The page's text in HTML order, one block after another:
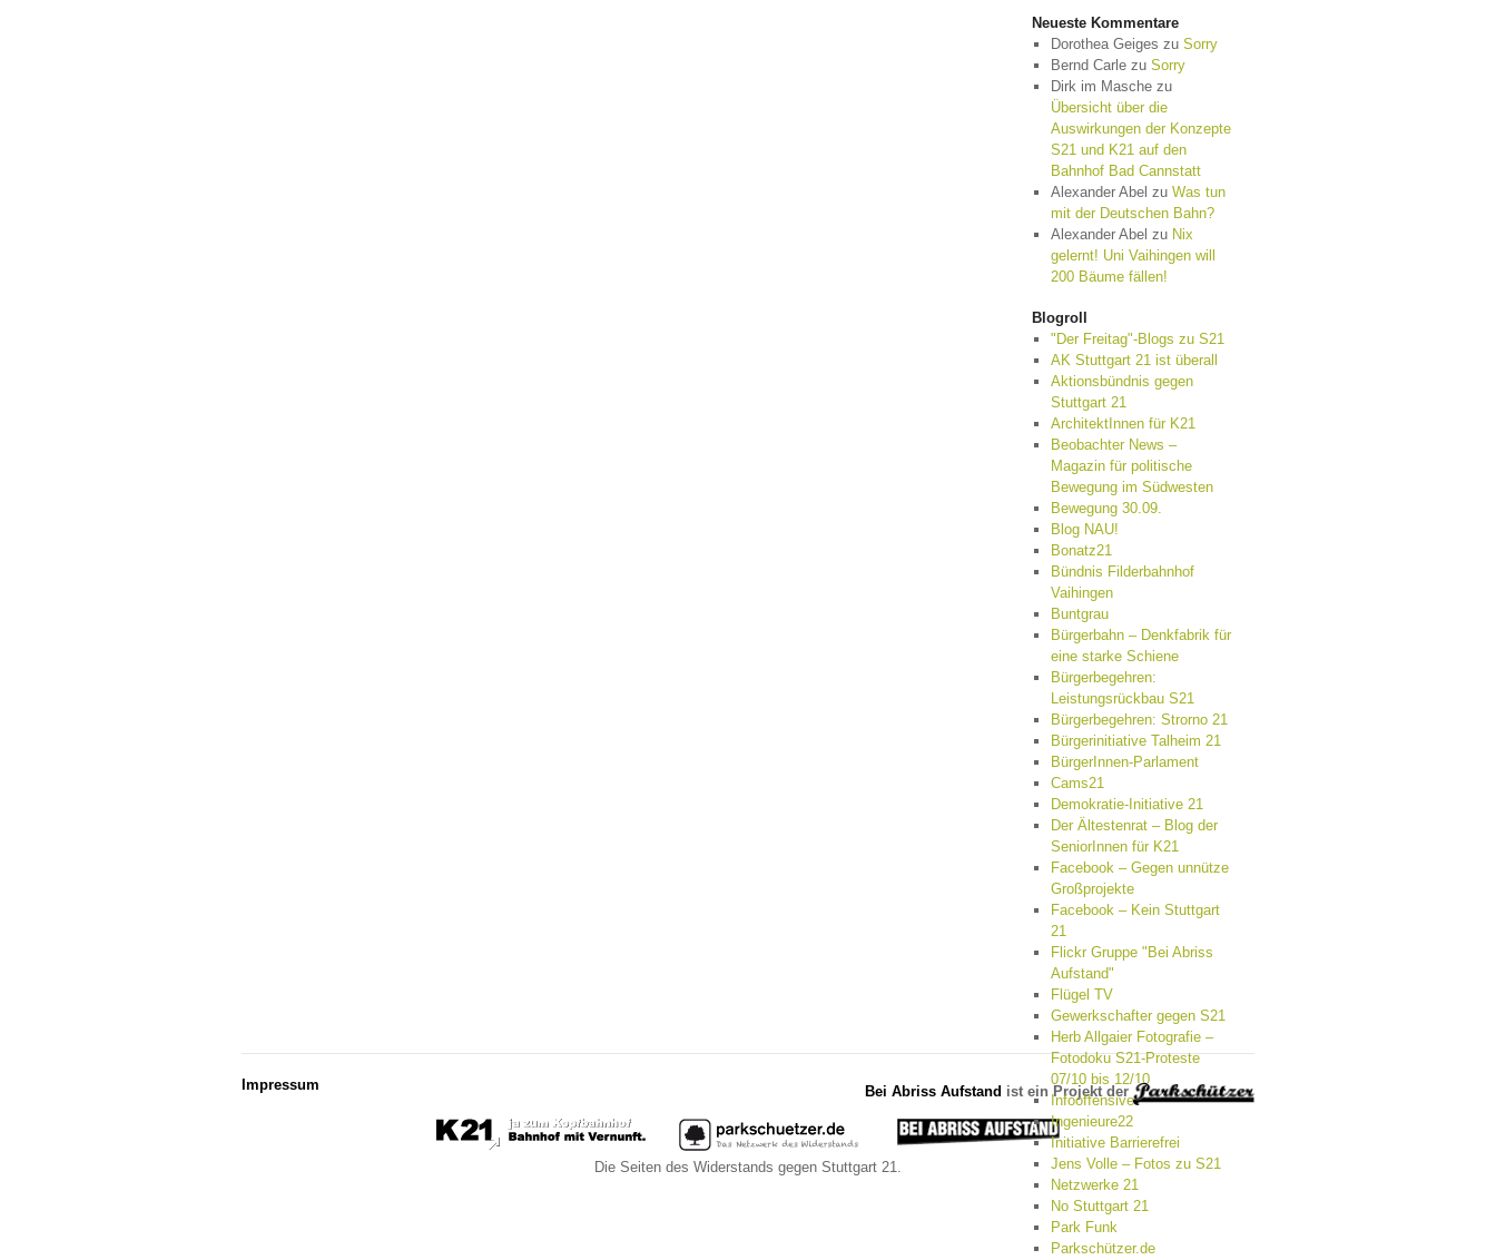
Neueste Kommentare
Dorothea Geiges zu Sorry
Bernd Carlezu Sorry
Dirk im Maschezu
Übersicht über die
Auswirkungen der Konzepte
S21 und K21 auf den
Bahnhof Bad Cannstatt
Alexander Abel zu Was tun
mit der Deutschen Bahn?
Alexander Abel zu Nix
gelernt! Uni Vaihingen will
200 Bäume fällen!
Blogroll
"Der Freitag"-Blogs zu S21
AK Stuttgart 21 ist überall
Aktionsbündnis gegen
Stuttgart 21
ArchitektInnen für K21
Beobachter News –
Magazin für politische
Bewegung im Südwesten
Bewegung 30.09.
Blog NAU!
Bonatz21
Bündnis Filderbahnhof
Vaihingen
Buntgrau
Bürgerbahn – Denkfabrik für
eine starke Schiene
Bürgerbegehren:
Leistungsrückbau S21
Bürgerbegehren: Strorno 21
Bürgerinitiative Talheim 21
BürgerInnen-Parlament
Cams21
Demokratie-Initiative 21
Der Ältestenrat – Blog der
SeniorInnen für K21
Facebook – Gegen unnütze
Großprojekte
Facebook – Kein Stuttgart
21
Flickr Gruppe "Bei Abriss
Aufstand"
Flügel TV
Gewerkschafter gegen S21
Herb Allgaier Fotografie –
Fotodoku S21-Proteste
07/10 bis 12/10
Infooffensive
Ingenieure22
Initiative Barrierefrei
Jens Volle – Fotos zu S21
Netzwerke 21
No Stuttgart 21
Park Funk
Parkschützer.de
Bei Abriss Aufstand ist ein Projekt der
Impressum
Die Seiten des Widerstands gegen Stuttgart 21.